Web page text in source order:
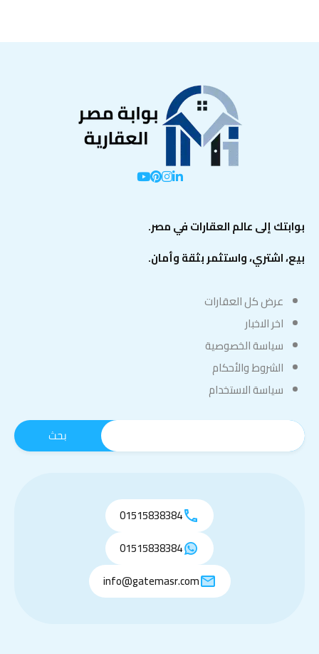
بوابتك إلى عالم العقارات في مصر.
بيع، اشتري، واستثمر بثقة وأمان.
عرض كل العقارات
اخر الاخبار
سياسة الخصوصية
الشروط والأحكام
سياسة الاستخدام
01515838384
01515838384
info@gatemasr.com